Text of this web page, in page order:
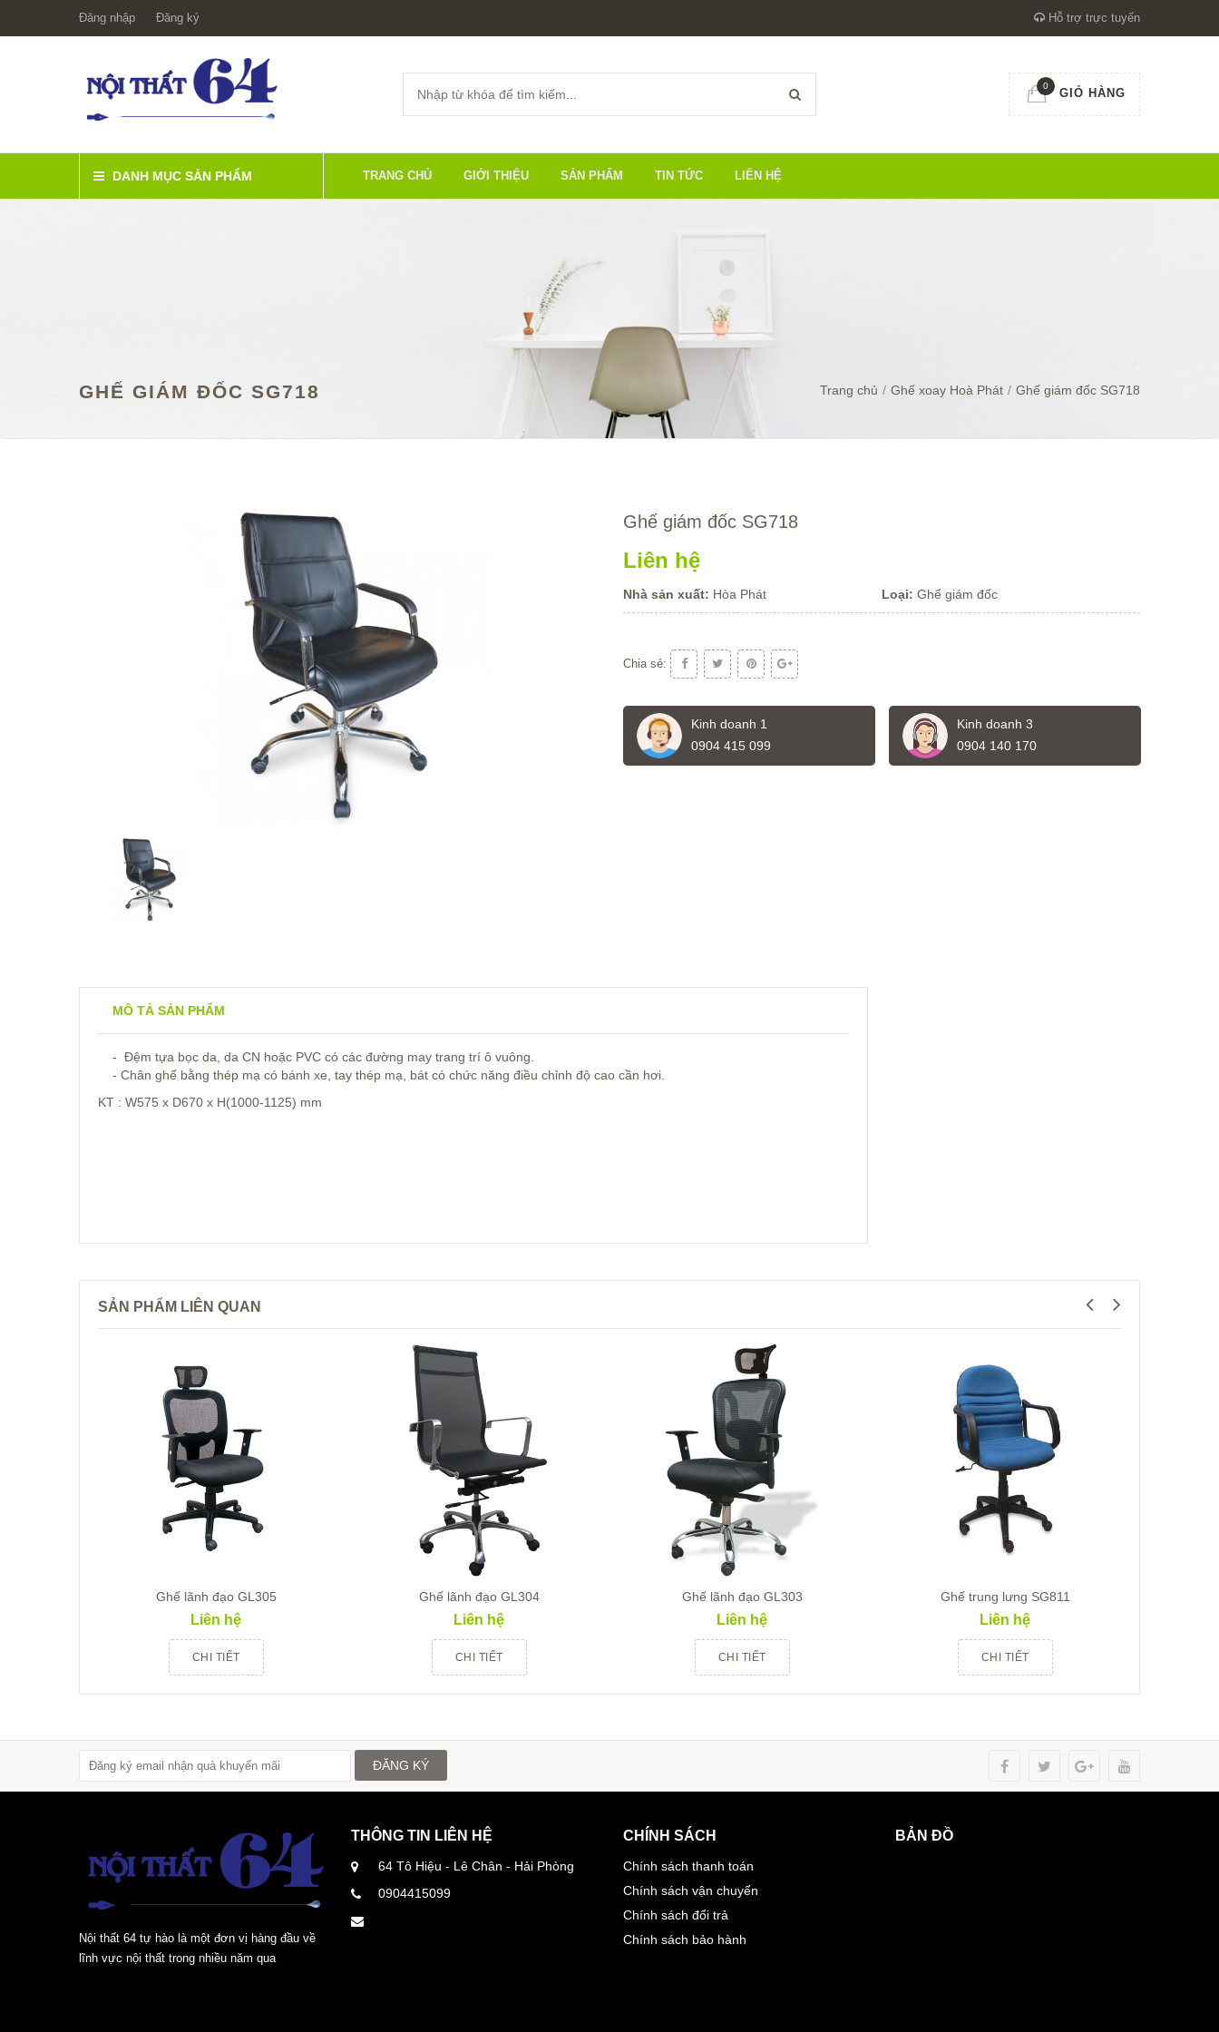
Đăng nhập Đăng ký Hỗ trợ trực tuyến
0
GIỎ HÀNG
DANH MỤC SẢN PHẨM TRANG CHỦ GIỚI THIỆU SẢN PHẨM TIN TỨC LIÊN HỆ
GHẾ GIÁM ĐỐC SG718 Trang chủ / Ghế xoay Hoà Phát / Ghế giám đốc SG718
Ghế giám đốc SG718
Liên hệ
Nhà sản xuất: Hòa Phát Loại: Ghế giám đốc
Chia sẻ:
Kinh doanh 1
0904 415 099
Kinh doanh 3
0904 140 170
MÔ TẢ SẢN PHẨM
- Đệm tựa bọc da, da CN hoặc PVC có các đường may trang trí ô vuông.
- Chân ghế bằng thép mạ có bánh xe, tay thép mạ, bát có chức năng điều chỉnh độ cao cần hơi.
KT : W575 x D670 x H(1000-1125) mm
SẢN PHẨM LIÊN QUAN
Ghế lãnh đạo GL305
Liên hệ
CHI TIẾT
Ghế lãnh đạo GL304
Liên hệ
CHI TIẾT
Ghế lãnh đạo GL303
Liên hệ
CHI TIẾT
Ghế trung lưng SG811
Liên hệ
CHI TIẾT
ĐĂNG KÝ
Nội thất 64 tự hào là một đơn vị hàng đầu về
lĩnh vực nội thất trong nhiều năm qua
THÔNG TIN LIÊN HỆ
64 Tô Hiệu - Lê Chân - Hải Phòng
0904415099
CHÍNH SÁCH
Chính sách thanh toán
Chính sách vận chuyển
Chính sách đổi trả
Chính sách bảo hành
BẢN ĐỒ